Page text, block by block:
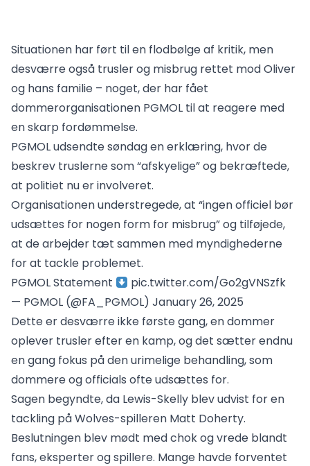
Situationen har ført til en flodbølge af kritik, men
desværre også trusler og misbrug rettet mod Oliver
og hans familie – noget, der har fået
dommerorganisationen PGMOL til at reagere med
en skarp fordømmelse.
PGMOL udsendte søndag en erklæring, hvor de
beskrev truslerne som “afskyelige” og bekræftede,
at politiet nu er involveret.
Organisationen understregede, at “ingen officiel bør
udsættes for nogen form for misbrug” og tilføjede,
at de arbejder tæt sammen med myndighederne
for at tackle problemet.
PGMOL Statement
pic.twitter.com/Go2gVNSzfk
— PGMOL (@FA_PGMOL) January 26, 2025
Dette er desværre ikke første gang, en dommer
oplever trusler efter en kamp, og det sætter endnu
en gang fokus på den urimelige behandling, som
dommere og officials ofte udsættes for.
Sagen begyndte, da Lewis-Skelly blev udvist for en
tackling på Wolves-spilleren Matt Doherty.
Beslutningen blev mødt med chok og vrede blandt
fans, eksperter og spillere. Mange havde forventet